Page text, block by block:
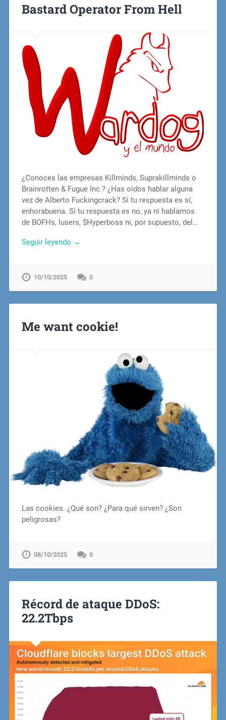
Bastard Operator From Hell
¿Conoces las empresas Killminds, Suprakillminds o
Brainrotten & Fugue Inc.? ¿Has oídos hablar alguna
vez de Alberto Fuckingcrack? Si tu respuesta es sí,
enhorabuena. Si tu respuesta es no, ya ni hablamos
de BOFHs, lusers, $Hyperboss ni, por supuesto, del…
Seguir leyendo →
10/10/2025 0
Me want cookie!
Las cookies. ¿Qué son? ¿Para qué sirven? ¿Son
peligrosas?
08/10/2025 0
Récord de ataque DDoS:
22.2Tbps